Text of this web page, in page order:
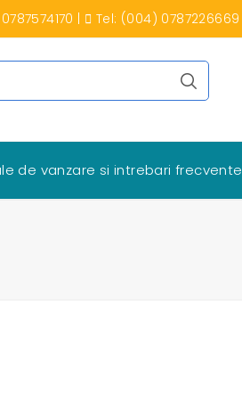
Tel: (004) 0787226669
de vanzare si intrebari frecvente